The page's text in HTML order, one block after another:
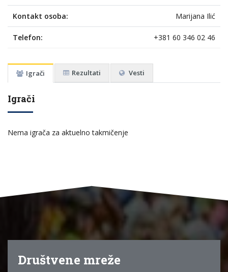
Kontakt osoba: Marijana Ilić
Telefon: +381 60 346 02 46
Igrači Rezultati Vesti
Igrači
Nema igrača za aktuelno takmičenje
Društvene mreže